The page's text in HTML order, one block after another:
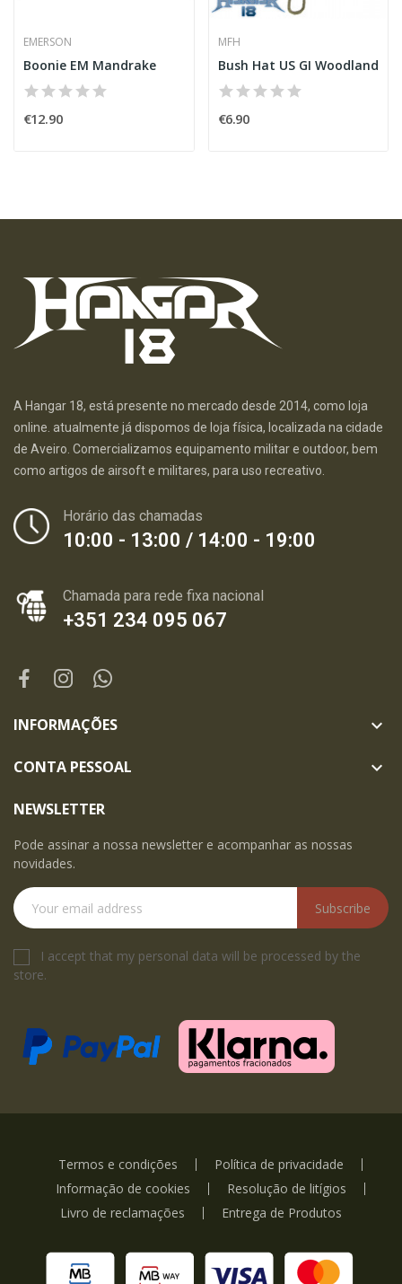
EMERSON
Boonie EM Mandrake
€12.90
MFH
Bush Hat US GI Woodland
€6.90
A Hangar 18, está presente no mercado desde 2014, como loja
online. atualmente já dispomos de loja física, localizada na cidade
de Aveiro. Comercializamos equipamento militar e outdoor, bem
como artigos de airsoft e militares, para uso recreativo.
Horário das chamadas
10:00 - 13:00 / 14:00 - 19:00
Chamada para rede fixa nacional
+351 234 095 067
INFORMAÇÕES 
CONTA PESSOAL 
NEWSLETTER
Pode assinar a nossa newsletter e acompanhar as nossas
novidades.
Subscribe
I accept that my personal data will be processed by the
store.
Termos e condições
Política de privacidade
Informação de cookies
Resolução de litígios
Livro de reclamações
Entrega de Produtos